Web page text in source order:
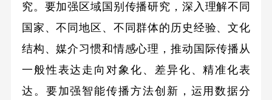
究。要加强区域国别传播研究，深入理解不同
国家、不同地区、不同群体的历史经验、文化
结构、媒介习惯和情感心理，推动国际传播从
一般性表达走向对象化、差异化、精准化表
达。要加强智能传播方法创新，运用数据分